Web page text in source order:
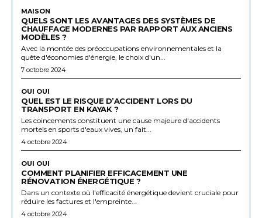
MAISON
QUELS SONT LES AVANTAGES DES SYSTÈMES DE
CHAUFFAGE MODERNES PAR RAPPORT AUX ANCIENS
MODÈLES ?
Avec la montée des préoccupations environnementales et la
quête d'économies d'énergie, le choix d'un...
7 octobre 2024
OUI OUI
QUEL EST LE RISQUE D’ACCIDENT LORS DU
TRANSPORT EN KAYAK ?
Les coincements constituent une cause majeure d'accidents
mortels en sports d'eaux vives, un fait...
4 octobre 2024
OUI OUI
COMMENT PLANIFIER EFFICACEMENT UNE
RÉNOVATION ÉNERGÉTIQUE ?
Dans un contexte où l'efficacité énergétique devient cruciale pour
réduire les factures et l'empreinte...
4 octobre 2024